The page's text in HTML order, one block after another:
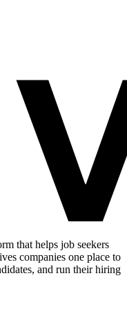
that helps job seekers
companies one place to
and run their hiring